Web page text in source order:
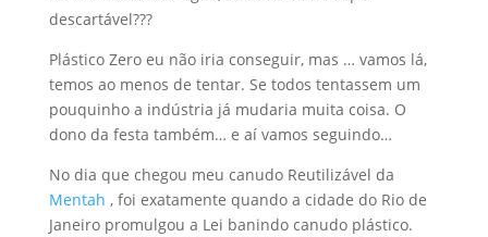
descartável???
Plástico Zero eu não iria conseguir, mas … vamos lá,
temos ao menos de tentar. Se todos tentassem um
pouquinho a indústria já mudaria muita coisa. O
dono da festa também… e aí vamos seguindo…
No dia que chegou meu canudo Reutilizável da
Mentah , foi exatamente quando a cidade do Rio de
Janeiro promulgou a Lei banindo canudo plástico.